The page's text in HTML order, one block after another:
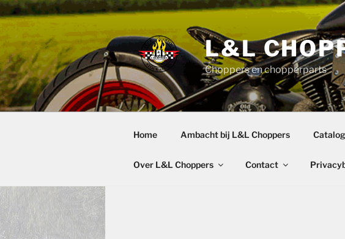
Ga
naar
inhoud
L&L
Choppers en chopperparts
Home Ambacht bij L&L Choppers
Over L&L Choppers Contact